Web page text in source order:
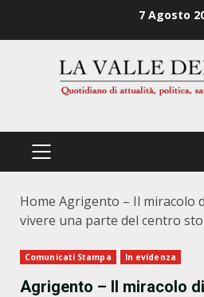
7 Agosto
PRIMÄRES
Home Agrigento – Il miracolo
vivere una parte del centro
Comunicati Stampa In evidenza
Agrigento – Il miracolo